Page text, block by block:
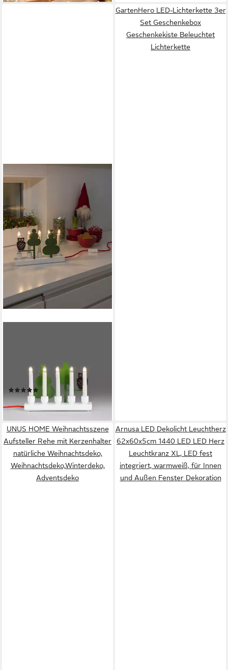
wechselbar, Warmweiß,
Holzleuchter, weiß lackiert,
mit farbiger
Metalldekorationen Eule
28,07 €
lieferbar - in 4-5 Werktagen bei dir
GartenHero LED-Lichterkette 3er
Set Geschenkebox
Geschenkekiste Beleuchtet
Lichterkette
UNUS HOME Weihnachtsszene
Aufsteller Rehe mit Kerzenhalter
natürliche Weihnachtsdeko,
Weihnachtsdeko,Winterdeko,
Adventsdeko
Arnusa LED Dekolicht Leuchtherz
62x60x5cm 1440 LED LED Herz
Leuchtkranz XL, LED fest
integriert, warmweiß, für Innen
und Außen Fenster Dekoration